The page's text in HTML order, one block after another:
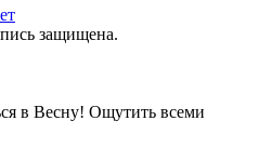
защищена.
в Весну! Ощутить всеми